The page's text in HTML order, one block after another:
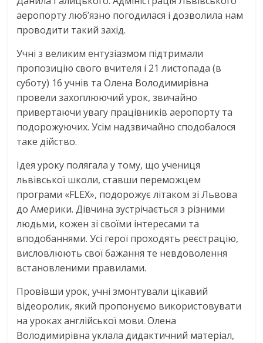
аеропорту люб’язно погодилася і дозволила нам
проводити такий захід.
Учні з великим ентузіазмом підтримали
пропозицію свого вчителя і 21 листопада (в
суботу) 16 учнів та Олена Володимирівна
провели захоплюючий урок, звичайно
привертаючи увагу працівників аеропорту та
подорожуючих. Усім надзвичайно сподобалося
таке дійство.
Ідея уроку полягала у тому, що учениця
львівської школи, ставши переможцем
програми «FLEX», подорожує літаком зі Львова
до Америки. Дівчина зустрічається з різними
людьми, кожен зі своїми інтересами та
вподобаннями. Усі герої проходять реєстрацію,
висловлюють свої бажання те невдоволення
встановленими правилами.
Провівши урок, учні змонтували цікавий
відеоролик, який пропонуємо використовувати
на уроках англійської мови. Олена
Володимирівна уклала дидактичний матеріал,